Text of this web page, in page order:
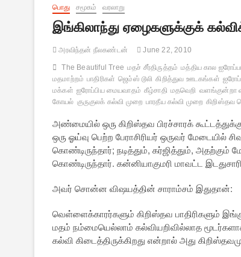
பொது சமூகம் வரலாறு
இங்கிலாந்து ஏழைகளுக்குக்
அரவிந்தன் நீலகண்டன் June 22, 2010
The Beautiful Tree மதச் சீர்திருத்தம் மத்திய கால
மதமாற்றம் பாதிரிகள் ஜெம்ஸ் டூலி கிறித்துவ ஊடகங்கள்
மக்கள் ஐரோப்பிய மையவாதம் கீழ்சாதி மதவெறி வளங்குன்றா
கோயல் குருகுலக் கல்வி முறை பாரதீய கல்வி முறை கிறிஸ்தவ
அண்மையில் ஒரு கிறிஸ்தவ பிரச்சாரக்
ஒரு ஓய்வு பெற்ற பேராசிரியர் ஒருவர் மேடையில்
கொண்டிருந்தார்; நடித்தும், கர்ஜித்தும்,
கொண்டிருந்தார். கன்னியாகுமரி மாவட்ட
அவர் சொன்ன விஷயத்தின் சாராம்சம் இதுதான்:
வெள்ளைக்காரர்களும் கிறிஸ்தவ பாதிரிகளும்
மதம் நம்மையெல்லாம் கல்வியறிவில்லாத
கல்வி கிடைத்திருக்கிறது என்றால் அது